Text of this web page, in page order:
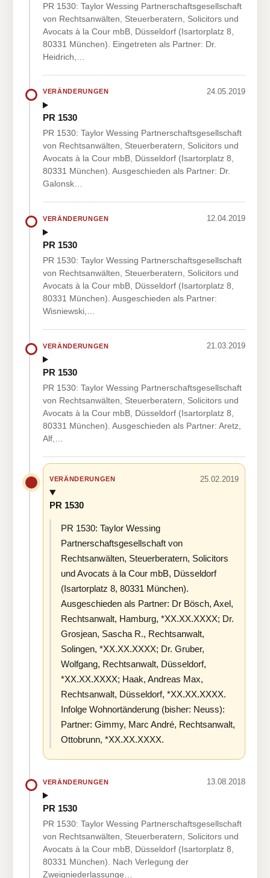
PR 1530: Taylor Wessing Partnerschaftsgesellschaft
von Rechtsanwälten, Steuerberatern, Solicitors und
Avocats à la Cour mbB, Düsseldorf (Isartorplatz 8,
80331 München). Eingetreten als Partner: Dr.
Heidrich,…
VERÄNDERUNGEN 24.05.2019
PR 1530
PR 1530: Taylor Wessing Partnerschaftsgesellschaft
von Rechtsanwälten, Steuerberatern, Solicitors und
Avocats à la Cour mbB, Düsseldorf (Isartorplatz 8,
80331 München). Ausgeschieden als Partner: Dr.
Galonsk…
VERÄNDERUNGEN 12.04.2019
PR 1530
PR 1530: Taylor Wessing Partnerschaftsgesellschaft
von Rechtsanwälten, Steuerberatern, Solicitors und
Avocats à la Cour mbB, Düsseldorf (Isartorplatz 8,
80331 München). Ausgeschieden als Partner:
Wisniewski,…
VERÄNDERUNGEN 21.03.2019
PR 1530
PR 1530: Taylor Wessing Partnerschaftsgesellschaft
von Rechtsanwälten, Steuerberatern, Solicitors und
Avocats à la Cour mbB, Düsseldorf (Isartorplatz 8,
80331 München). Ausgeschieden als Partner: Aretz,
Alf,…
VERÄNDERUNGEN 25.02.2019
PR 1530
PR 1530: Taylor Wessing
Partnerschaftsgesellschaft von
Rechtsanwälten, Steuerberatern, Solicitors
und Avocats à la Cour mbB, Düsseldorf
(Isartorplatz 8, 80331 München).
Ausgeschieden als Partner: Dr Bösch, Axel,
Rechtsanwalt, Hamburg, *XX.XX.XXXX; Dr.
Grosjean, Sascha R., Rechtsanwalt,
Solingen, *XX.XX.XXXX; Dr. Gruber,
Wolfgang, Rechtsanwalt, Düsseldorf,
*XX.XX.XXXX; Haak, Andreas Max,
Rechtsanwalt, Düsseldorf, *XX.XX.XXXX.
Infolge Wohnortänderung (bisher: Neuss):
Partner: Gimmy, Marc André, Rechtsanwalt,
Ottobrunn, *XX.XX.XXXX.
VERÄNDERUNGEN 13.08.2018
PR 1530
PR 1530: Taylor Wessing Partnerschaftsgesellschaft
von Rechtsanwälten, Steuerberatern, Solicitors und
Avocats à la Cour mbB, Düsseldorf (Isartorplatz 8,
80331 München). Nach Verlegung der
Zweigniederlassunge…